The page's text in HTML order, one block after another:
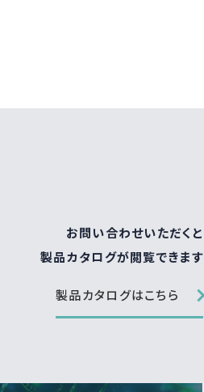
お問い合わせいただくと
製品カタログが閲覧できます
製品カタログはこちら